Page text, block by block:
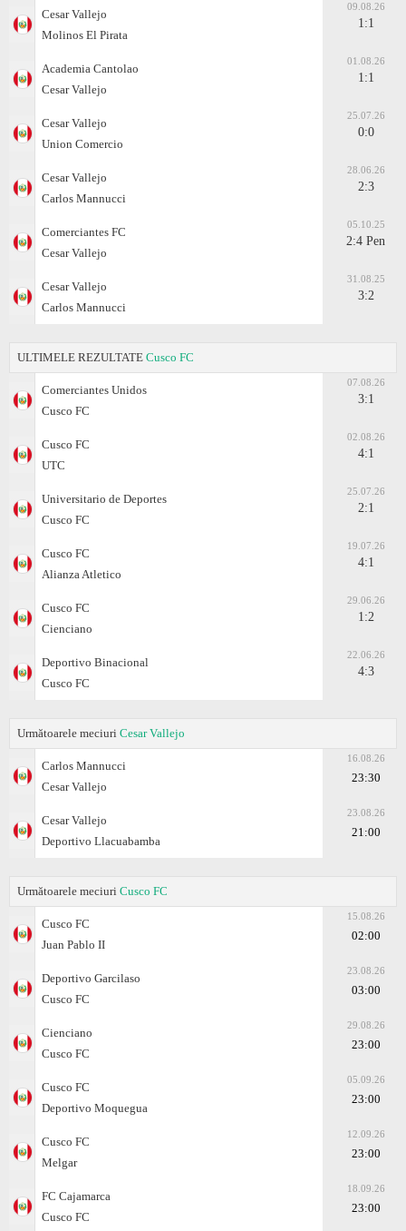
Cesar Vallejo
Molinos El Pirata
09.08.26
1:1
Academia Cantolao
Cesar Vallejo
01.08.26
1:1
Cesar Vallejo
Union Comercio
25.07.26
0:0
Cesar Vallejo
Carlos Mannucci
28.06.26
2:3
Comerciantes FC
Cesar Vallejo
05.10.25
2:4 Pen
Cesar Vallejo
Carlos Mannucci
31.08.25
3:2
ULTIMELE REZULTATE Cusco FC
Comerciantes Unidos
Cusco FC
07.08.26
3:1
Cusco FC
UTC
02.08.26
4:1
Universitario de Deportes
Cusco FC
25.07.26
2:1
Cusco FC
Alianza Atletico
19.07.26
4:1
Cusco FC
Cienciano
29.06.26
1:2
Deportivo Binacional
Cusco FC
22.06.26
4:3
Următoarele meciuri Cesar Vallejo
Carlos Mannucci
Cesar Vallejo
16.08.26
23:30
Cesar Vallejo
Deportivo Llacuabamba
23.08.26
21:00
Următoarele meciuri Cusco FC
Cusco FC
Juan Pablo II
15.08.26
02:00
Deportivo Garcilaso
Cusco FC
23.08.26
03:00
Cienciano
Cusco FC
29.08.26
23:00
Cusco FC
Deportivo Moquegua
05.09.26
23:00
Cusco FC
Melgar
12.09.26
23:00
FC Cajamarca
Cusco FC
18.09.26
23:00